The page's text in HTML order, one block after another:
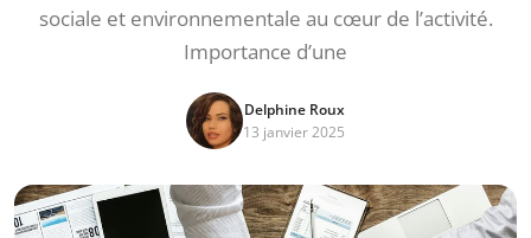
sociale et environnementale au cœur de l’activité.
Importance d’une
Delphine Roux
13 janvier 2025